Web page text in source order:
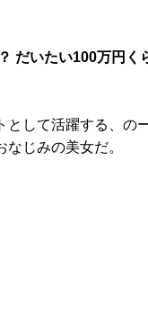
だいたい100万円く
として活躍する、の
じみの美女だ。